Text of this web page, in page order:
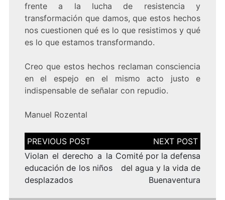
frente a la lucha de resistencia y
transformación que damos, que estos hechos
nos cuestionen qué es lo que resistimos y qué
es lo que estamos transformando.
Creo que estos hechos reclaman consciencia
en el espejo en el mismo acto justo e
indispensable de señalar con repudio.
Manuel Rozental
Navegación
de
entradas
Violan el derecho a la
educación de los niños
desplazados
Comité por la defensa
del agua y la vida de
Buenaventura